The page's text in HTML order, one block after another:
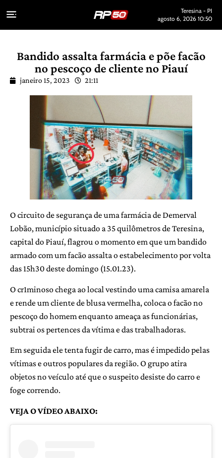
Teresina - PI
agosto 6, 2026 10:50
Bandido assalta farmácia e põe facão
no pescoço de cliente no Piauí
janeiro 15, 2023 21:11
O circuito de segurança de uma farmácia de Demerval
Lobão, município situado a 35 quilômetros de Teresina,
capital do Piauí, flagrou o momento em que um bandido
armado com um facão assalta o estabelecimento por volta
das 15h30 deste domingo (15.01.23).
O cr1minoso chega ao local vestindo uma camisa amarela
e rende um cliente de blusa vermelha, coloca o facão no
pescoço do homem enquanto ameaça as funcionárias,
subtrai os pertences da vítima e das trabalhadoras.
Em seguida ele tenta fugir de carro, mas é impedido pelas
vítimas e outros populares da região. O grupo atira
objetos no veículo até que o suspeito desiste do carro e
foge correndo.
VEJA O VÍDEO ABAIXO: